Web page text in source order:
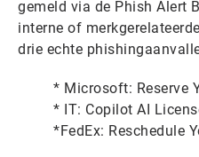
gemeld via de Phish Alert
interne of
drie echte
* Microsoft: Reserve
* IT: Copilot AI
*FedEx: Reschedule